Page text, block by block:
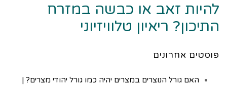
להיות זאב או כבשה במזרח
התיכון? ריאיון טלוויזיוני
פוסטים אחרונים
האם גורל הנוצרים במצרים יהיה כמו גורל יהודי מצרים? |